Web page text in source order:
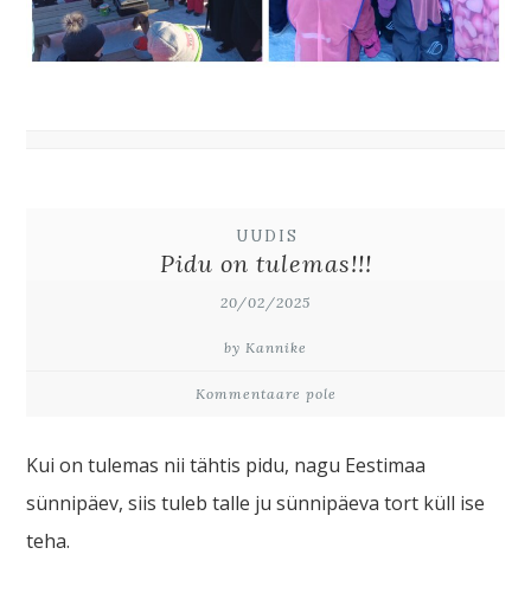
UUDIS
Pidu on tulemas!!!
20/02/2025
by Kannike
Kommentaare pole
Kui on tulemas nii tähtis pidu, nagu Eestimaa
sünnipäev, siis tuleb talle ju sünnipäeva tort küll ise
teha.